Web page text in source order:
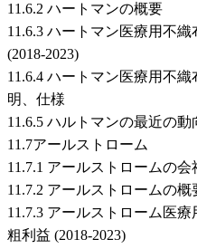
11.6.2 ハートマンの概要
11.6.3 ハートマン医療用不
(2018-2023)
11.6.4 ハートマン医療用不
明、仕様
11.6.5 ハルトマンの最近の動
11.7アールストローム
11.7.1 アールストロームの会
11.7.2 アールストロームの概
11.7.3 アールストローム医
粗利益 (2018-2023)